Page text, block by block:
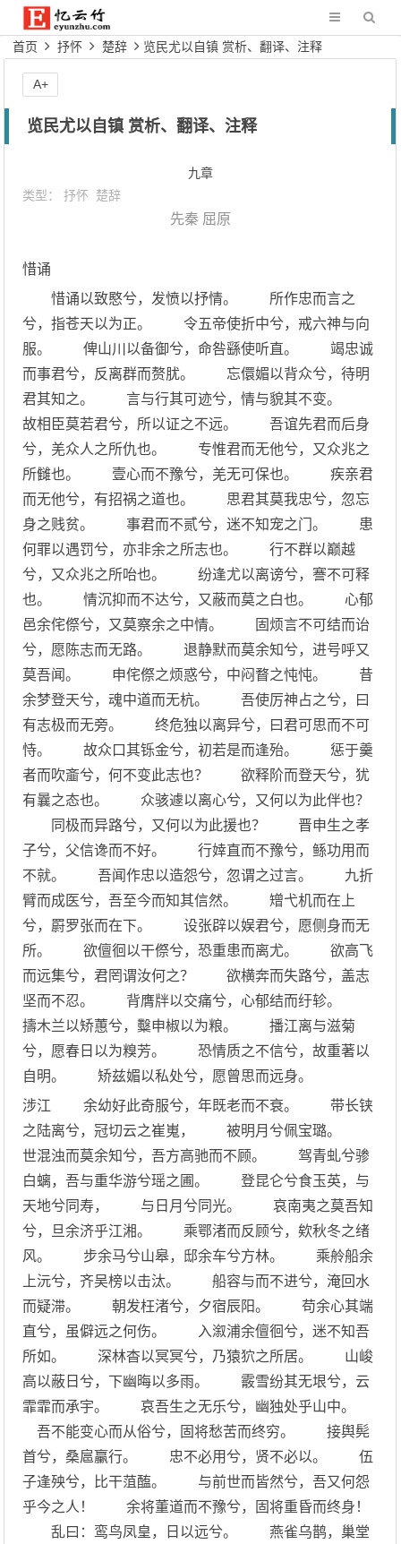
首页 抒怀 楚辞 览民尤以自镇 赏析、翻译、注释
览民尤以自镇 赏析、翻译、注释
九章
类型：抒怀 楚辞
先秦 屈原
惜诵
惜诵以致愍兮，发愤以抒情。 所作忠而言之
兮，指苍天以为正。 令五帝使折中兮，戒六神与向
服。 俾山川以备御兮，命咎繇使听直。 竭忠诚
而事君兮，反离群而赘肬。 忘儇媚以背众兮，待明
君其知之。 言与行其可迹兮，情与貌其不变。
故相臣莫若君兮，所以证之不远。 吾谊先君而后身
兮，羌众人之所仇也。 专惟君而无他兮，又众兆之
所雠也。 壹心而不豫兮，羌无可保也。 疾亲君
而无他兮，有招祸之道也。 思君其莫我忠兮，忽忘
身之贱贫。 事君而不贰兮，迷不知宠之门。 患
何罪以遇罚兮，亦非余之所志也。 行不群以巅越
兮，又众兆之所咍也。 纷逢尤以离谤兮，謇不可释
也。 情沉抑而不达兮，又蔽而莫之白也。 心郁
邑余侘傺兮，又莫察余之中情。 固烦言不可结而诒
兮，愿陈志而无路。 退静默而莫余知兮，进号呼又
莫吾闻。 申侘傺之烦惑兮，中闷瞀之忳忳。 昔
余梦登天兮，魂中道而无杭。 吾使厉神占之兮，曰
有志极而无旁。 终危独以离异兮，曰君可思而不可
恃。 故众口其铄金兮，初若是而逢殆。 惩于羹
者而吹齑兮，何不变此志也？ 欲释阶而登天兮，犹
有曩之态也。 众骇遽以离心兮，又何以为此伴也？
同极而异路兮，又何以为此援也？ 晋申生之孝
子兮，父信谗而不好。 行婞直而不豫兮，鲧功用而
不就。 吾闻作忠以造怨兮，忽谓之过言。 九折
臂而成医兮，吾至今而知其信然。 矰弋机而在上
兮，罻罗张而在下。 设张辟以娱君兮，愿侧身而无
所。 欲儃徊以干傺兮，恐重患而离尤。 欲高飞
而远集兮，君罔谓汝何之？ 欲横奔而失路兮，盖志
坚而不忍。 背膺牉以交痛兮，心郁结而纡轸。
擣木兰以矫蕙兮，糳申椒以为粮。 播江离与滋菊
兮，愿春日以为糗芳。 恐情质之不信兮，故重著以
自明。 矫兹媚以私处兮，愿曾思而远身。
涉江 余幼好此奇服兮，年既老而不衰。 带长铗
之陆离兮，冠切云之崔嵬， 被明月兮佩宝璐。
世混浊而莫余知兮，吾方高驰而不顾。 驾青虬兮骖
白螭，吾与重华游兮瑶之圃。 登昆仑兮食玉英，与
天地兮同寿， 与日月兮同光。 哀南夷之莫吾知
兮，旦余济乎江湘。 乘鄂渚而反顾兮，欸秋冬之绪
风。 步余马兮山皋，邸余车兮方林。 乘舲船余
上沅兮，齐吴榜以击汰。 船容与而不进兮，淹回水
而疑滞。 朝发枉渚兮，夕宿辰阳。 苟余心其端
直兮，虽僻远之何伤。 入溆浦余儃徊兮，迷不知吾
所如。 深林杳以冥冥兮，乃猿狖之所居。 山峻
高以蔽日兮，下幽晦以多雨。 霰雪纷其无垠兮，云
霏霏而承宇。 哀吾生之无乐兮，幽独处乎山中。
吾不能变心而从俗兮，固将愁苦而终穷。 接舆髡
首兮，桑扈臝行。 忠不必用兮，贤不必以。 伍
子逢殃兮，比干菹醢。 与前世而皆然兮，吾又何怨
乎今之人！ 余将董道而不豫兮，固将重昏而终身！
乱曰：鸾鸟凤皇，日以远兮。 燕雀乌鹊，巢堂
A+